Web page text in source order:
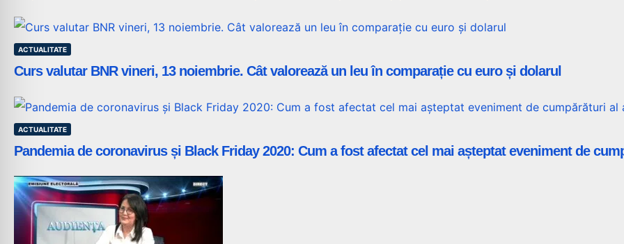
ACTUALITATE
Curs valutar BNR vineri, 13 noiembrie. Cât valorează un leu în comparație cu euro și dolarul
ACTUALITATE
Pandemia de coronavirus și Black Friday 2020: Cum a fost afectat cel mai așteptat eveniment de